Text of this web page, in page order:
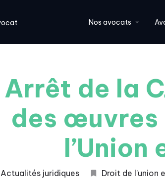
Nos avocats
Arrêt de la
des œuvres
l’Union
Actualités juridiques Droit de l’union